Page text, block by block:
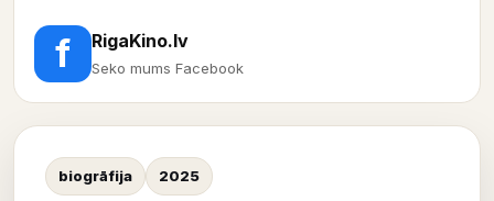
f RigaKino.lv
Seko mums Facebook
biogrāfija 2025